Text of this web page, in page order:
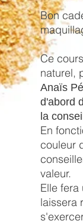
Bon
Ce
naturel,
Anaïs
d'abord
la
En
couleur
valeur.
Elle
laissera